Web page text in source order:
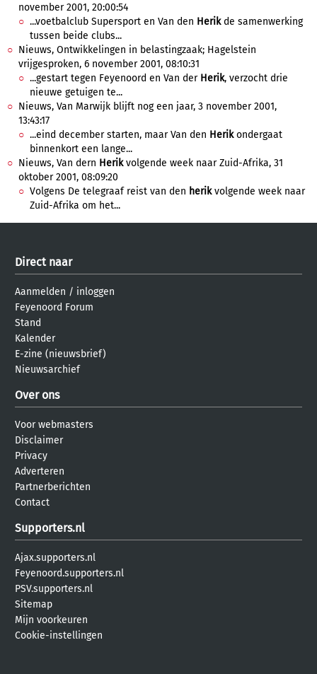
november 2001, 20:00:54
...voetbalclub Supersport en Van den Herikde samenwerking
tussen beide clubs...
Nieuws, Ontwikkelingen in belastingzaak; Hagelstein
vrijgesproken, 6 november 2001, 08:10:31
...gestart tegen Feyenoord en Van der Herik, verzocht drie
nieuwe getuigen te...
Nieuws, Van Marwijk blijft nog een jaar, 3 november 2001,
13:43:17
...eind december starten, maar Van den Herikondergaat
binnenkort een lange...
Nieuws, Van dern Herikvolgende week naar Zuid-Afrika, 31
oktober 2001, 08:09:20
Volgens De telegraaf reist van den herikvolgende week naar
Zuid-Afrika om het...
Direct naar
Aanmelden / inloggen
Feyenoord Forum
Stand
Kalender
E-zine (nieuwsbrief)
Nieuwsarchief
Over ons
Voor webmasters
Disclaimer
Privacy
Adverteren
Partnerberichten
Contact
Supporters.nl
Ajax.supporters.nl
Feyenoord.supporters.nl
PSV.supporters.nl
Sitemap
Mijn voorkeuren
Cookie-instellingen